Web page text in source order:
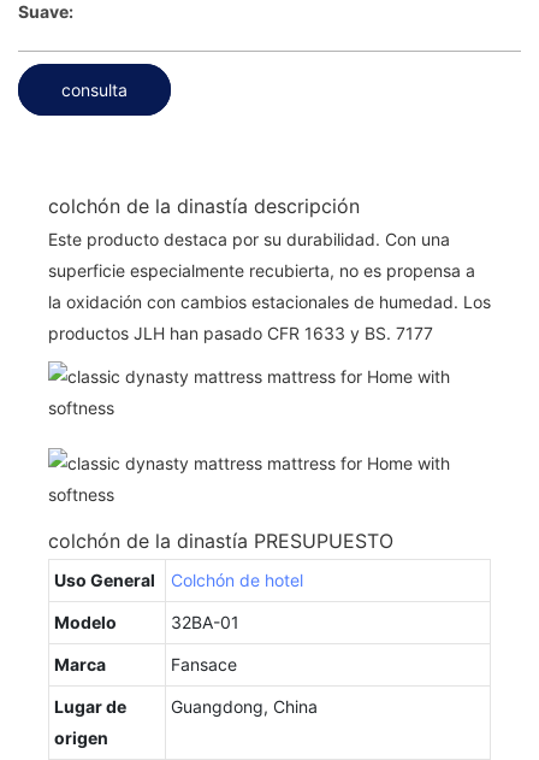
Suave:
consulta
colchón de la dinastía descripción
Este producto destaca por su durabilidad. Con una
superficie especialmente recubierta, no es propensa a
la oxidación con cambios estacionales de humedad. Los
productos JLH han pasado CFR 1633 y BS. 7177
colchón de la dinastía PRESUPUESTO
Uso General Colchón de hotel
Modelo 32BA-01
Marca Fansace
Lugar de
origen
Guangdong, China